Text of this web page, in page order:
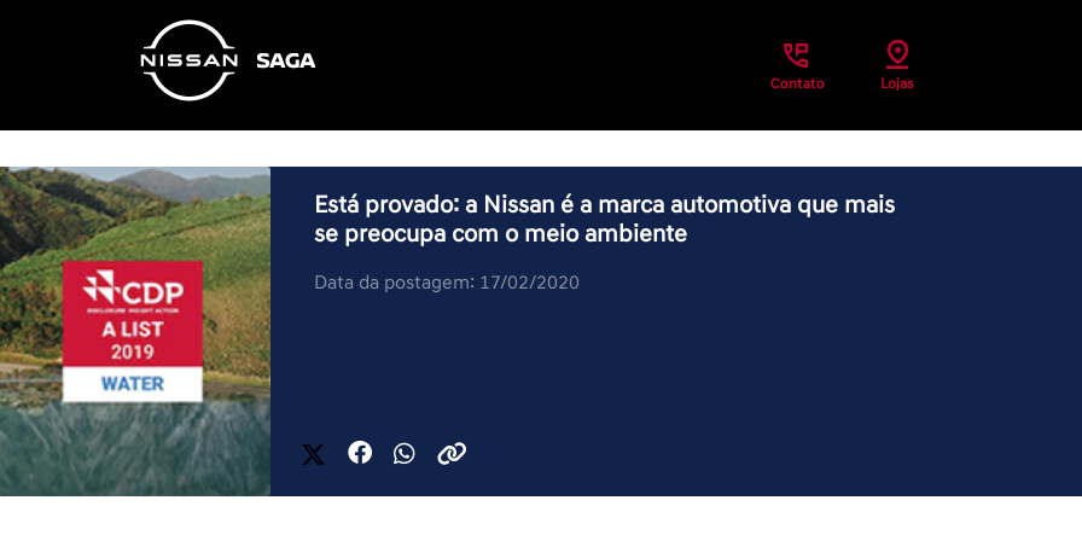
Contato Lojas
Está provado: a Nissan é a marca automotiva que mais
se preocupa com o meio ambiente
Data da postagem: 17/02/2020